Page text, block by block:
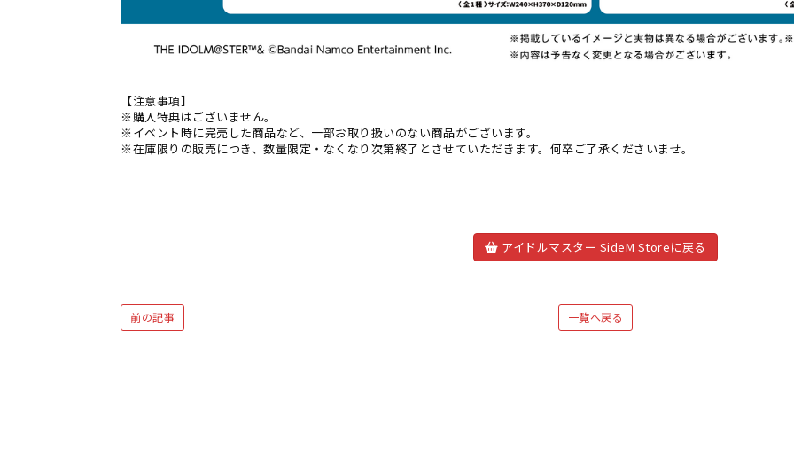
【注意事項】
※購入特典はございません。
※イベント時に完売した商品など、一部お取り扱いのない商品がございます。
※在庫限りの販売につき、数量限定・なくなり次第終了とさせていただきます。何卒ご了承くださいませ。
アイドルマスター SideM Storeに戻る
前の記事 一覧へ戻る